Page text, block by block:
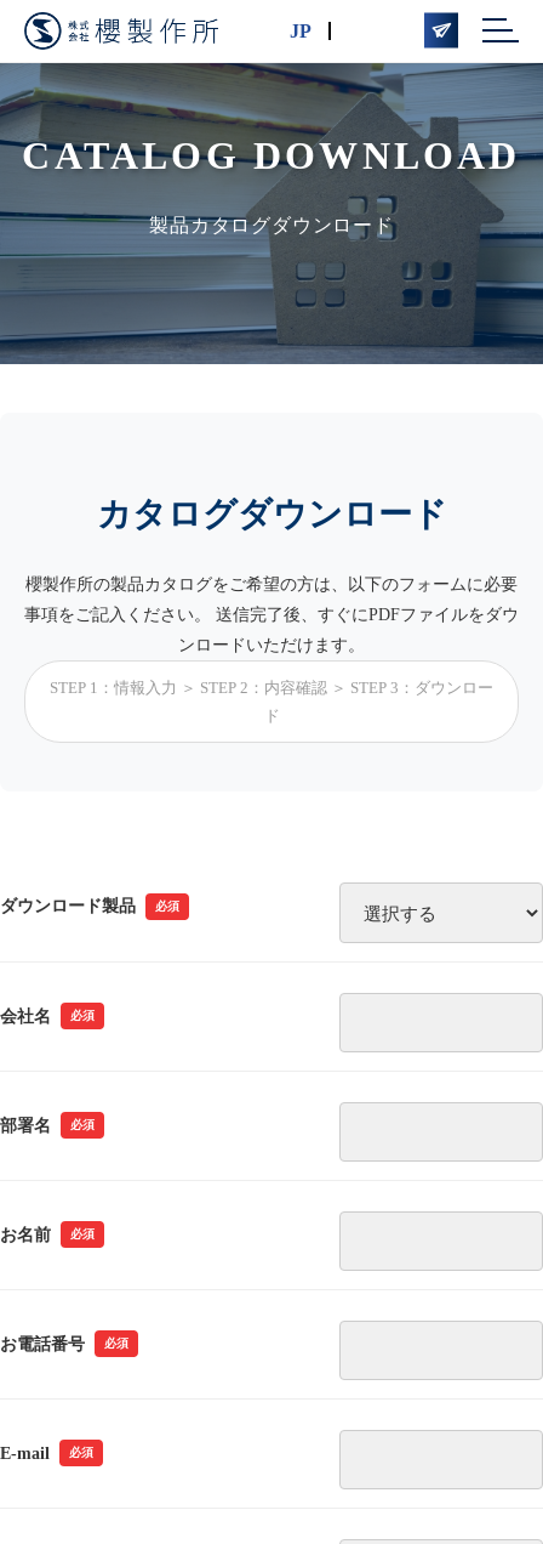
JP 
CATALOG DOWNLOAD
製品カタログダウンロード
カタログダウンロード
櫻製作所の製品カタログをご希望の方は、以下のフォームに必要
事項をご記入ください。 送信完了後、すぐにPDFファイルをダウ
ンロードいただけます。
STEP 1：情報入力 ＞ STEP 2：内容確認 ＞ STEP 3：ダウンロー
ド
ダウンロード製品 必須
会社名 必須
部署名 必須
お名前 必須
お電話番号 必須
E-mail 必須